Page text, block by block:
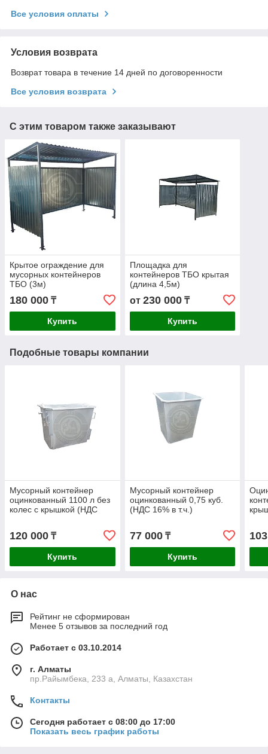
Все условия оплаты
Условия возврата
Возврат товара в течение 14 дней по договоренности
Все условия возврата
С этим товаром также заказывают
Крытое ограждение для
мусорных контейнеров
ТБО (3м)
180 000 ₸
Купить
Площадка для
контейнеров ТБО крытая
(длина 4,5м)
от 230 000₸
Купить
Подобные товары компании
Мусорный контейнер
оцинкованный 1100 л без
колес с крышкой (НДС
120 000 ₸
Купить
Мусорный контейнер
оцинкованный 0,75 куб.
(НДС 16% в т.ч.)
77 000₸
Купить
О нас
Рейтинг не сформирован
Менее 5 отзывов за последний год
Работает с 03.10.2014
г. Алматы
пр.Райымбека, 233 а, Алматы, Казахстан
Контакты
Сегодня работает с 08:00 до 17:00
Показать весь график работы